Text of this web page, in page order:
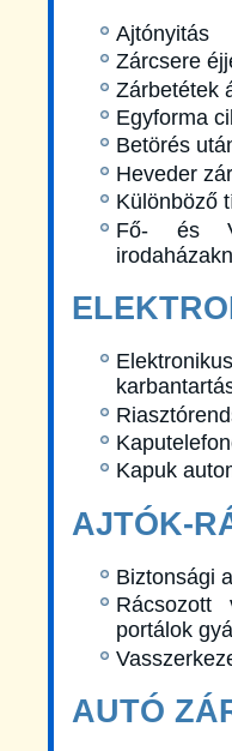
Ajtónyitás
Zárcsere
Zárbetétek
Egyforma
Betörés
Heveder
Különböző
Fő- és
Kapuk
AJTÓK-
Biztonsági
Rácsozott
portálok
AUTÓ